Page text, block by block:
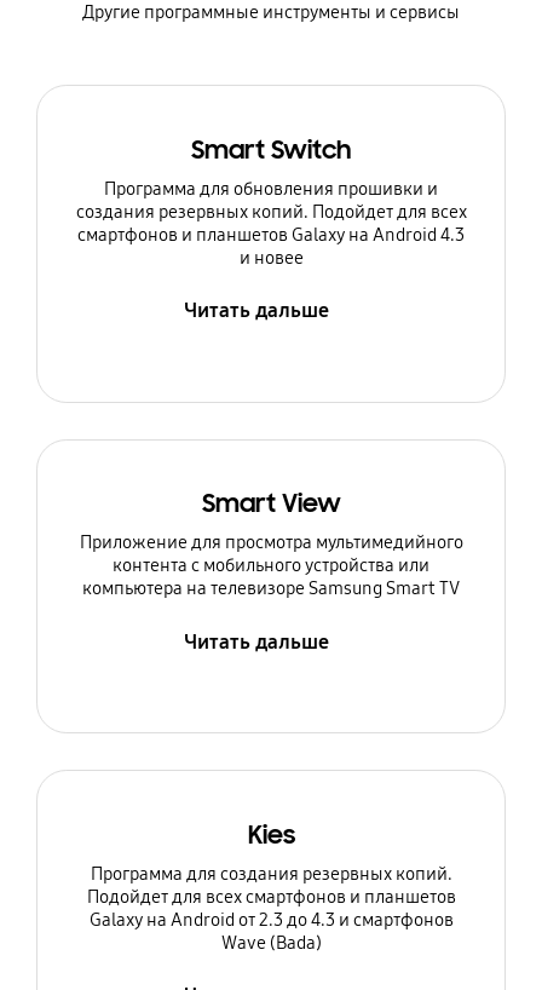
Другие программные инструменты и сервисы
Smart Switch
Программа для обновления прошивки и
создания резервных копий. Подойдет для всех
смартфонов и планшетов Galaxy на Android 4.3
и новее
Читать дальше
Smart View
Приложение для просмотра мультимедийного
контента с мобильного устройства или
компьютера на телевизоре Samsung Smart TV
Читать дальше
Kies
Программа для создания резервных копий.
Подойдет для всех смартфонов и планшетов
Galaxy на Android от 2.3 до 4.3 и смартфонов
Wave (Bada)